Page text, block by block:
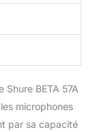
BETA 57A
microphones
par sa capacité